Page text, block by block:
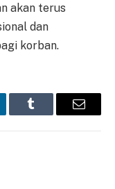
akan terus
dan
korban.
Tumblr Email